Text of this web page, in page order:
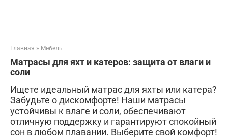
Главная » Мебель
Матрасы для яхт и катеров: защита от влаги и
соли
Ищете идеальный матрас для яхты или катера?
Забудьте о дискомфорте! Наши матрасы
устойчивы к влаге и соли, обеспечивают
отличную поддержку и гарантируют спокойный
сон в любом плавании. Выберите свой комфорт!